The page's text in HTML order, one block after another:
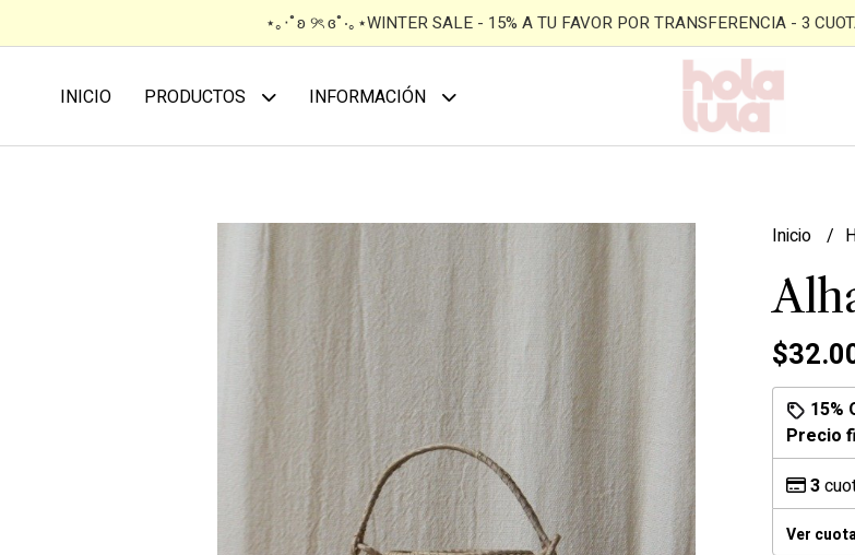
⋆｡‧˚ʚ ୨ৎ ɞ˚‧｡⋆WINTER SALE - 15% A TU FAVOR POR TRANSFERENCIA - 3
INICIO PRODUCTOS INFORMACIÓN
Inicio
15%
Precio
3
Ver